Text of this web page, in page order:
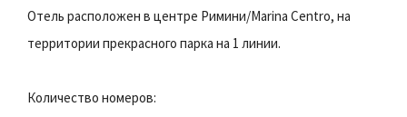
Отель расположен в центре Римини/Marina Centro, на
территории прекрасного парка на 1 линии.
Количество номеров: